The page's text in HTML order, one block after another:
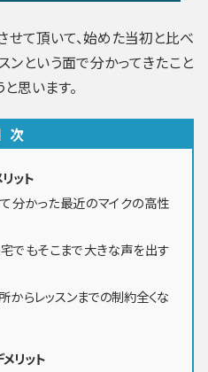
せて頂いて、始めた当初と比べ
という面で分かってきたこと
思います。
次
ット
分かった最近のマイクの高性
でもそこまで大きな声を出す
からレッスンまでの制約全くな
リット